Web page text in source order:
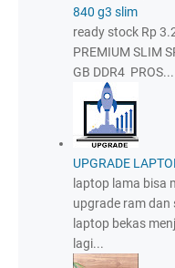
840 g3 slim
ready stock Rp
PREMIUM SLIM
GB DDR4 PROS...
UPGRADE
laptop lama bisa
upgrade ram dan
laptop bekas
lagi...